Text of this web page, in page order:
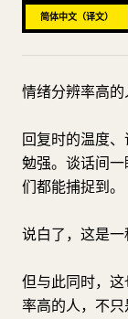
更新
简体中文（译文）
情绪分辨率高的
回复时的温度
勉强。谈话间
们都能捕捉到。
说白了，这是一
但与此同时，
率高的人，不只